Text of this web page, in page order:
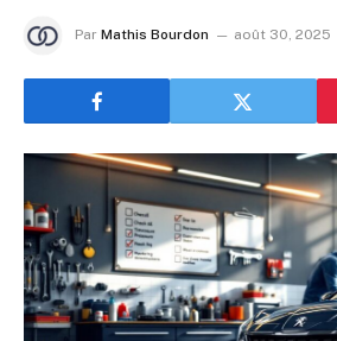
Par Mathis Bourdon août 30, 2025